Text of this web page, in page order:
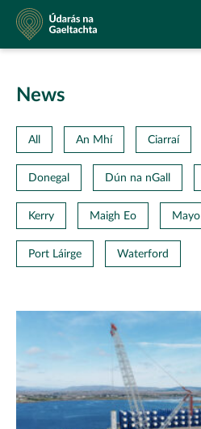
Údarás
na
Gaeltachta
News
All An Mhí Ciarraí
Donegal Dún na nGall
Kerry Maigh Eo Mayo
Port Láirge Waterford